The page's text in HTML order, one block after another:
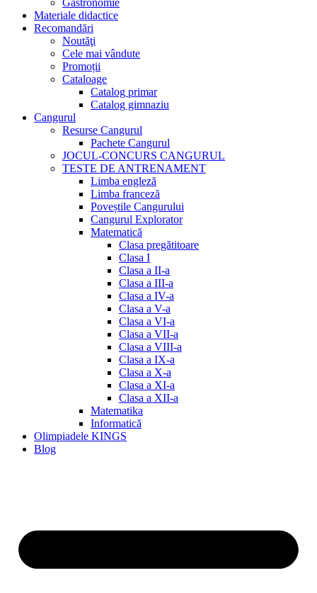
Gastronomie
Materiale didactice
Recomandări
Noutăţi
Cele mai vândute
Promoții
Cataloage
Catalog primar
Catalog gimnaziu
Cangurul
Resurse Cangurul
Pachete Cangurul
JOCUL-CONCURS CANGURUL
TESTE DE ANTRENAMENT
Limba engleză
Limba franceză
Poveștile Cangurului
Cangurul Explorator
Matematică
Clasa pregătitoare
Clasa I
Clasa a II-a
Clasa a III-a
Clasa a IV-a
Clasa a V-a
Clasa a VI-a
Clasa a VII-a
Clasa a VIII-a
Clasa a IX-a
Clasa a X-a
Clasa a XI-a
Clasa a XII-a
Matematika
Informatică
Olimpiadele KINGS
Blog